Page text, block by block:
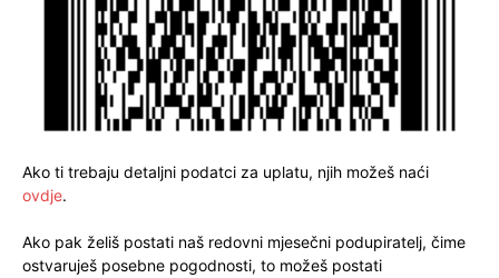
Ako ti trebaju detaljni podatci za uplatu, njih možeš naći
ovdje.
Ako pak želiš postati naš redovni mjesečni podupiratelj, čime
ostvaruješ posebne pogodnosti, to možeš postati